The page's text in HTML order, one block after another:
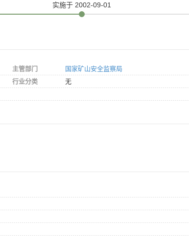
实施于 2002-09-01
主管部门
国家矿山安全监察局
行业分类
无